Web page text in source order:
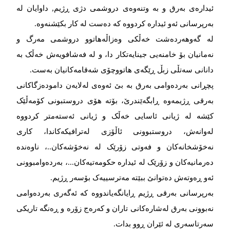
ئیدارەی بەرق و بە وتنەوەی دروشمی دژی ڕژیم, داوایان لە
بەرپرسانی ئەو ئیدارە کردووە که دەست لە کار بکێشنەوە.
لە گەوهەردەشت خەڵکی وەزاڵەهاتوو دروشمی مەرگ و
نەمانیان بۆ خامنەیی جینایەتکار دا، و لە فەشافویەش خەڵک بە
دانانی سەتڵی زبڵ ڕێگەی هاتووچۆی شەقامەکانیان بەست.
پچڕانی بەردەوامی بەرق بە بێ ئەوەی لەلایەن دامودەزگاکانی
بەرقی ڕژیمەوە ڕابگەێندرێ، بۆتە هۆی دروستبونی کۆمەڵێک
کێشە لە ژیانی ئاسایی خەڵک و ژیانی ئەستەمتر کردووە
لەوانەش، دروستبوونی ئاڵۆزی لەترافیکەکاندا، کاری
نەخۆشخانەکان و فەوتی زۆرێک لە نەخۆشەکان..، ناوەندە
دەرمانیەکان و زۆرێک لە ئیدارە حکومەتیەکان...، بەردەوامبوونی
ئەو ڕەوتەش دەتوانێ ببێتە مەترسییەک بۆسەر ڕژیم.
بەرپرسانی بەرقی ڕژیم ڕایانگەیاندووە کە ئەگەری بەردەوامی
نەبوونی بەرق لەشارەکانی تاران و کەرەج زۆرە و ڕەنگە تاریکی
سەرتاسەری لە ئێران ڕوو بدات.